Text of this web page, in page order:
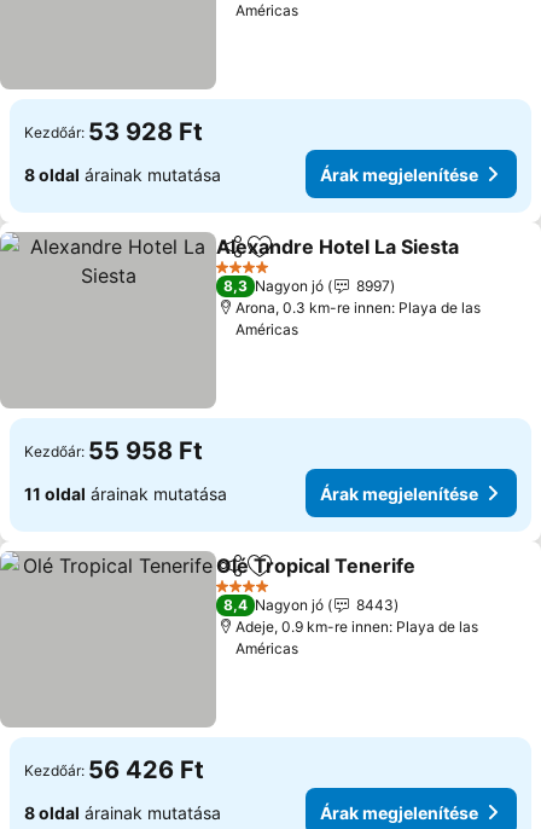
Américas
Kezdőár: 53 928 Ft
8 oldal árainak mutatása Árak megjelenítése
Megosztás
Hozzáadás a kedvencekhez
Alexandre Hotel La Siesta
4 Kategória
8,3 Nagyon jó
8997
Arona, 0.3 km-re innen: Playa de las
Américas
Kezdőár: 55 958 Ft
11 oldal árainak mutatása Árak megjelenítése
Megosztás
Hozzáadás a kedvencekhez
Olé Tropical Tenerife
4 Kategória
8,4 Nagyon jó
8443
Adeje, 0.9 km-re innen: Playa de las
Américas
Kezdőár: 56 426 Ft
8 oldal árainak mutatása Árak megjelenítése